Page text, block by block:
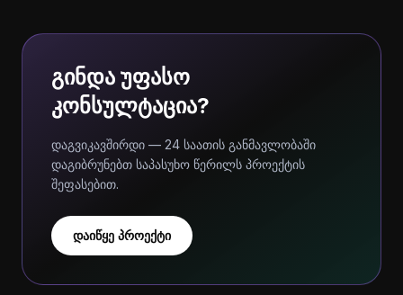
გინდა უფასო
კონსულტაცია?
დაგვიკავშირდი — 24 საათის განმავლობაში
დაგიბრუნებთ საპასუხო წერილს პროექტის
შეფასებით.
დაიწყე პროექტი